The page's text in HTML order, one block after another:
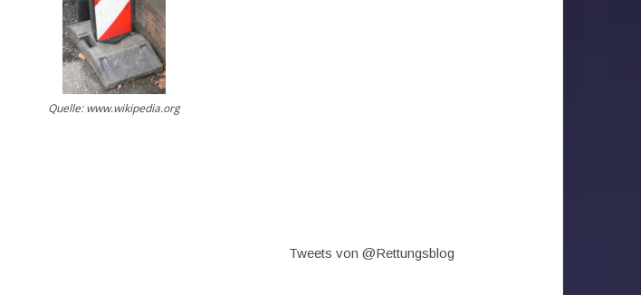
Quelle: www.wikipedia.org
Tweets von @Rettungsblog